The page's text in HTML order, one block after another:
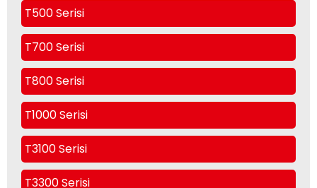
T500 Serisi
T700 Serisi
T800 Serisi
T1000 Serisi
T3100 Serisi
T3300 Serisi